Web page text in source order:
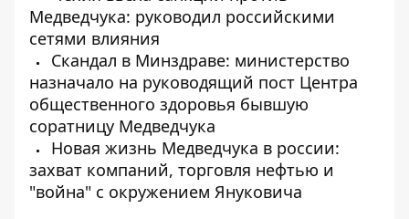
Медведчука: руководил российскими
сетями влияния
Скандал в Минздраве: министерство
назначало на руководящий пост Центра
общественного здоровья бывшую
соратницу Медведчука
Новая жизнь Медведчука в россии:
захват компаний, торговля нефтью и
"война" с окружением Януковича